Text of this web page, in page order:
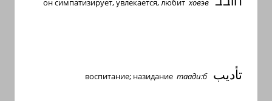
он симпатизирует, увлекается, любитховэв
تأديب воспитание; назидание таади:б